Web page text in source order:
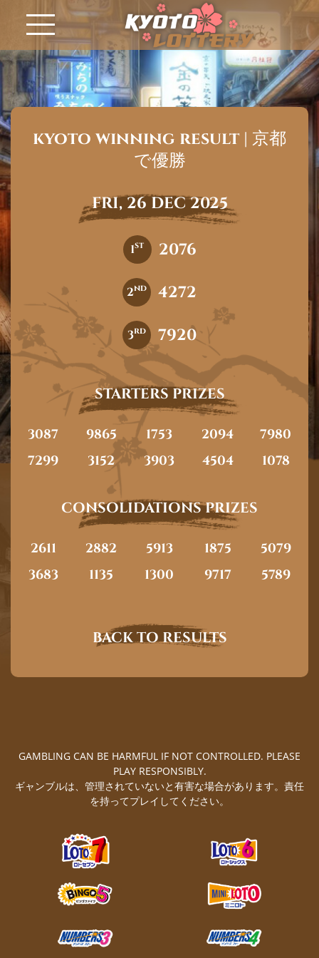
kyoto winning result | 京都
で優勝
FRI, 26 DEC 2025
1st 2076
2nd 4272
3rd 7920
STARTERS PRIZES
3087 9865 1753 2094
7980
7299
3152 3903 4504 1078
CONSOLIDATIONS PRIZES
2611 2882 5913 1875
5079
3683
1135 1300 9717 5789
BACK TO RESULTS
GAMBLING CAN BE HARMFUL IF NOT CONTROLLED. PLEASE
PLAY RESPONSIBLY.
ギャンブルは、管理されていないと有害な場合があります。責任
を持ってプレイしてください。